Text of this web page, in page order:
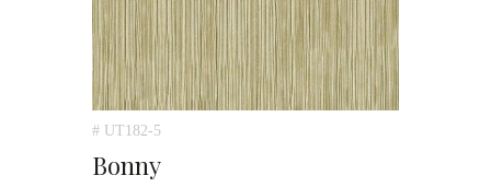
# UT182-5
Bonny